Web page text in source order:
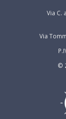
Via C.
Via
©